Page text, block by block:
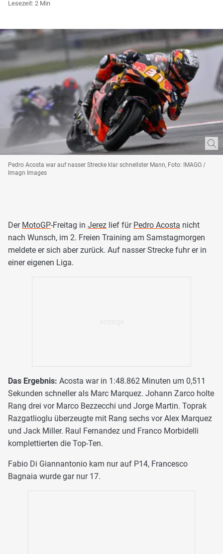
Lesezeit: 2 Min
Pedro Acosta war auf nasser Strecke klar schnellster Mann, Foto: IMAGO /
Imagn Images
Der MotoGP-Freitag in Jerez lief für Pedro Acosta nicht
nach Wunsch, im 2. Freien Training am Samstagmorgen
meldete er sich aber zurück. Auf nasser Strecke fuhr er in
einer eigenen Liga.
Das Ergebnis: Acosta war in 1:48.862 Minuten um 0,511
Sekunden schneller als Marc Marquez. Johann Zarco holte
Rang drei vor Marco Bezzecchi und Jorge Martin. Toprak
Razgatlioglu überzeugte mit Rang sechs vor Alex Marquez
und Jack Miller. Raul Fernandez und Franco Morbidelli
komplettierten die Top-Ten.
Fabio Di Giannantonio kam nur auf P14, Francesco
Bagnaia wurde gar nur 17.